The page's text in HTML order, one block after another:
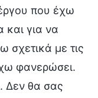
που έχω
και για να
σχετικά με τις
φανερώσει.
Δεν θα σας